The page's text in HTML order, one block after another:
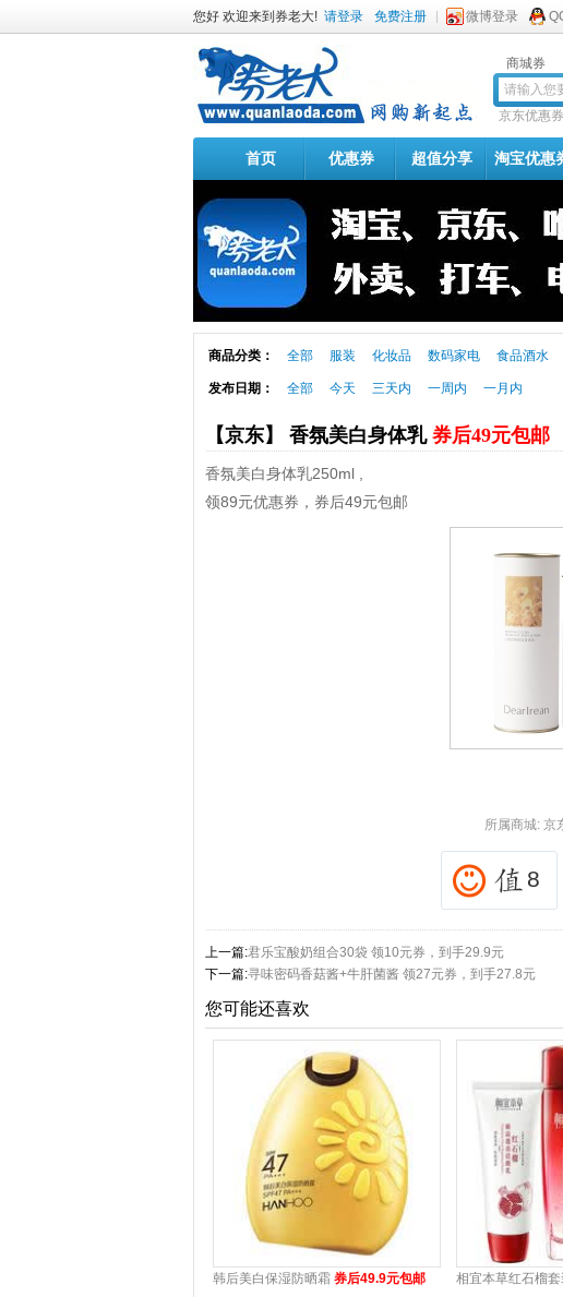
您好 欢迎来到券老大! 请登录 免费注册 微博登录
商城券
京东优惠券
首页 优惠券 超值分享 淘宝优惠
商品分类： 全部 服装 化妆品 数码家电 食品酒水
发布日期： 全部 今天 三天内 一周内 一月内
【京东】 香氛美白身体乳 券后49元包邮
香氛美白身体乳250ml ,
领89元优惠券，券后49元包邮
所属商城: 京
8
上一篇:君乐宝酸奶组合30袋 领10元券，到手29.9元
下一篇:寻味密码香菇酱+牛肝菌酱 领27元券，到手27.8元
您可能还喜欢
韩后美白保湿防晒霜 券后49.9元包邮 相宜本草红石榴套